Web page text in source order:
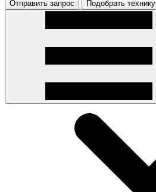
Отправить запрос Подобрать технику